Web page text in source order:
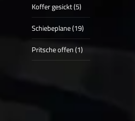
Koffer gesickt (5)
Schiebeplane (19)
Pritsche offen (1)